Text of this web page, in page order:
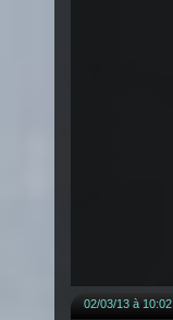
02/03/13 à 10:02